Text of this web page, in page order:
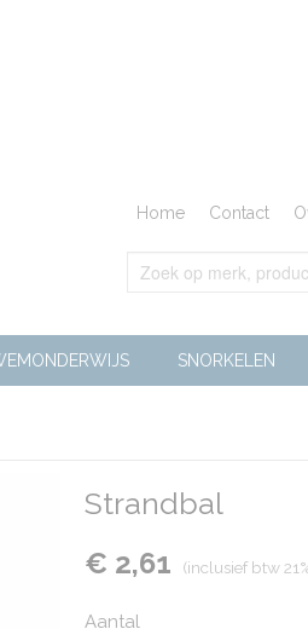
Home Contact
SNORKELEN
Strandbal
€ 2,61 (inclusief btw
Aantal